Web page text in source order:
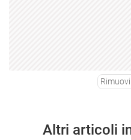
Altri articoli